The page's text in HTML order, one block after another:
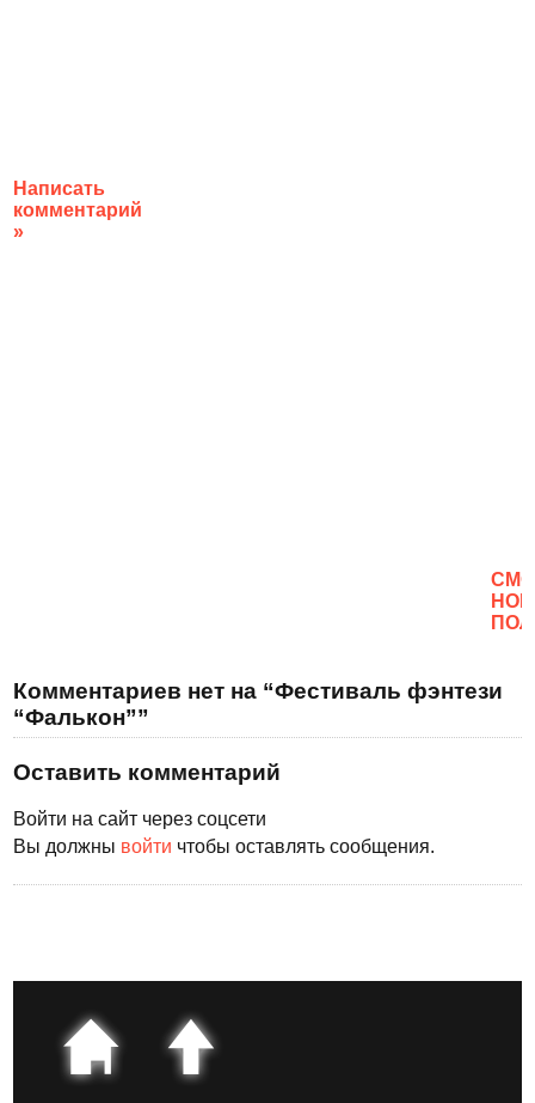
Написать
комментарий
»
Комментариев нет на “Фестиваль фэнтези
“Фалькон””
Оставить комментарий
Войти на сайт через соцсети
Вы должны войти чтобы оставлять сообщения.